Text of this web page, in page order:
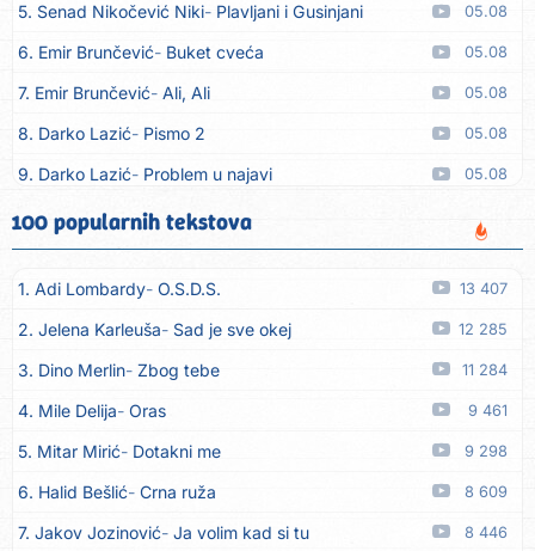
5. Senad Nikočević Niki Plavljani i Gusinjani 05.08
6. Emir Brunčević Buket cveća 05.08
7. Emir Brunčević Ali, Ali 05.08
8. Darko Lazić Pismo 2 05.08
9. Darko Lazić Problem u najavi 05.08
10. Aleksandra Đuranović Kao zver
11. Meliha Imširović Čujem mili 05.08
12. Tereza Kesovija Prvi cvijet 05.08
13. Kopito Ka´ list ol kaduje (Poput lista od kadulje) 05.08
14. Alen Polić Rožica črljena 05.08
15. Oliver Dragojević 05.08
16. Klapa Kaše Dubrovnik 05.08
17. Grupa Makedonija Ima edna moma 05.08
18. Ljupka Dimitrovska Javi se telefonom 05.08
100 popularnih tekstova
1. Adi Lombardy O.S.D.S. 13 407
2. Jelena Karleuša Sad je sve okej 12 285
3. Dino Merlin Zbog tebe 11 284
4. Mile Delija Oras 9 461
5. Mitar Mirić Dotakni me 9 298
6. Halid Bešlić Crna ruža 8 609
7. Jakov Jozinović Ja volim kad si tu 8 446